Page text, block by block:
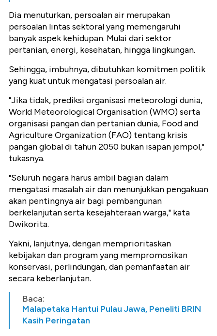
Dia menuturkan, persoalan air merupakan
persoalan lintas sektoral yang memengaruhi
banyak aspek kehidupan. Mulai dari sektor
pertanian, energi, kesehatan, hingga lingkungan.
Sehingga, imbuhnya, dibutuhkan komitmen politik
yang kuat untuk mengatasi persoalan air.
"Jika tidak, prediksi organisasi meteorologi dunia,
World Meteorological Organisation (WMO) serta
organisasi pangan dan pertanian dunia, Food and
Agriculture Organization (FAO) tentang krisis
pangan global di tahun 2050 bukan isapan jempol,"
tukasnya.
"Seluruh negara harus ambil bagian dalam
mengatasi masalah air dan menunjukkan pengakuan
akan pentingnya air bagi pembangunan
berkelanjutan serta kesejahteraan warga," kata
Dwikorita.
Yakni, lanjutnya, dengan memprioritaskan
kebijakan dan program yang mempromosikan
konservasi, perlindungan, dan pemanfaatan air
secara keberlanjutan.
Baca:
Malapetaka Hantui Pulau Jawa, Peneliti BRIN
Kasih Peringatan